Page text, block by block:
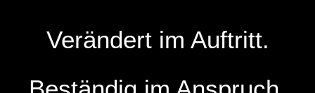
Verändert im Auftritt.